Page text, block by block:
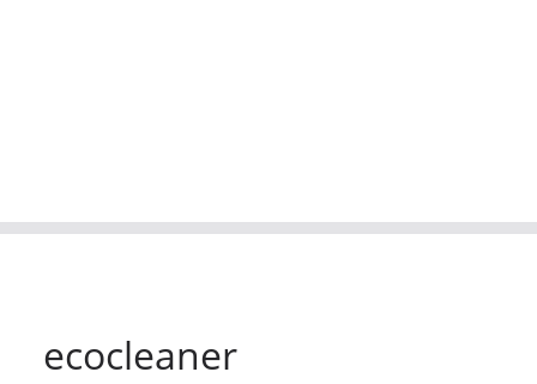
ecocleaner